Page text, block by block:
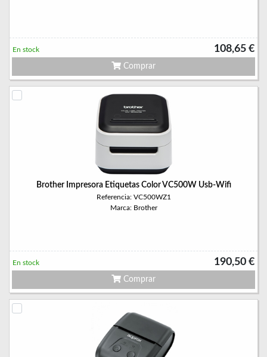
108,65 €
En stock
Comprar
Brother Impresora Etiquetas Color VC500W Usb-Wifi
Referencia: VC500WZ1
Marca: Brother
190,50 €
En stock
Comprar